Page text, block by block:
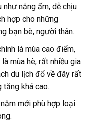
nắng ấm, dễ chịu
hợp cho những
bạn bè, người thân.
là mùa cao điểm,
mùa hè, rất nhiều gia
du lịch đổ về đây rất
tăng khá cao.
mới phù hợp loại